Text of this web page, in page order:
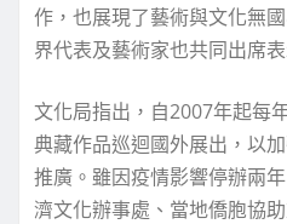
作，也展現了藝術與文化無
界代表及藝術家也共同出席
文化局指出，自2007年起每
典藏作品巡迴國外展出，以
推廣。雖因疫情影響停辦兩
濟文化辦事處、當地僑胞協